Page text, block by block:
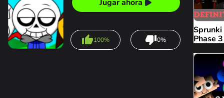
Jugar ahora
100% 0%
Phase 3